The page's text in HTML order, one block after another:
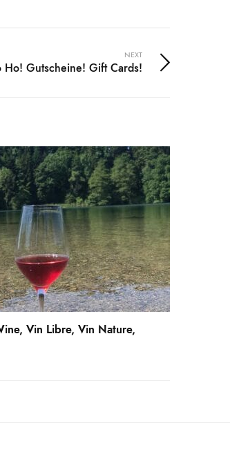
NEXT
Ho! Gutscheine! Gift Cards!
Vin Libre, Vin Nature,